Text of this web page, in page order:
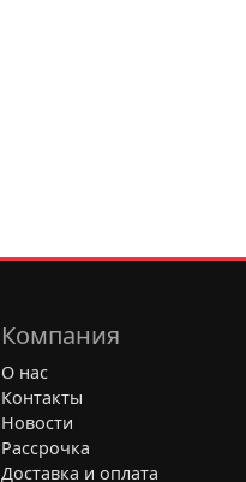
Компания
О нас
Контакты
Новости
Рассрочка
Доставка и оплата